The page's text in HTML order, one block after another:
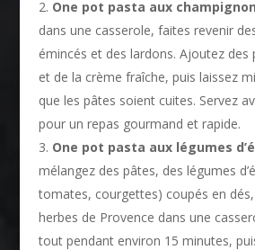
One pot pasta aux
dans une casserole, faites revenir
émincés et des lardons. Ajoutez des
et de la crème fraîche, puis laissez
que les pâtes soient cuites. Servez
pour un repas gourmand et rapide.
One pot pasta aux légumes
mélangez des pâtes, des légumes
tomates, courgettes) coupés en dés,
herbes de Provence dans une
tout pendant environ 15 minutes,